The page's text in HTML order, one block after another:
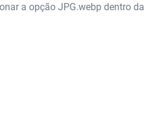
a opção JPG.webp dentro da